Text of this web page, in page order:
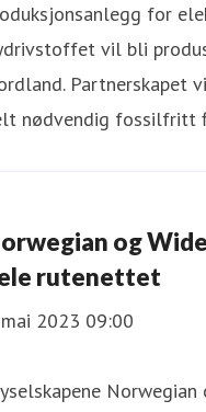
for
vil bli
Partnerskapet
nødvendig fossilfritt
og
rutenettet
2023 09:00